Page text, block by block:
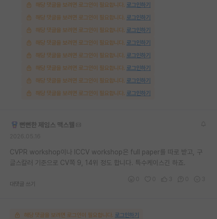
해당 댓글을 보려면 로그인이 필요합니다. 로그인하기
해당 댓글을 보려면 로그인이 필요합니다. 로그인하기
해당 댓글을 보려면 로그인이 필요합니다. 로그인하기
해당 댓글을 보려면 로그인이 필요합니다. 로그인하기
해당 댓글을 보려면 로그인이 필요합니다. 로그인하기
해당 댓글을 보려면 로그인이 필요합니다. 로그인하기
해당 댓글을 보려면 로그인이 필요합니다. 로그인하기
해당 댓글을 보려면 로그인이 필요합니다. 로그인하기
뻔뻔한 제임스 맥스웰
CVPR workshop이나 ICCV workshop은 full paper를 따로 받고, 구
글스칼러 기준으로 CV쪽 9, 14위 정도 합니다. 특수케이스긴 하죠.
대댓글 쓰기
해당 댓글을 보려면 로그인이 필요합니다. 로그인하기